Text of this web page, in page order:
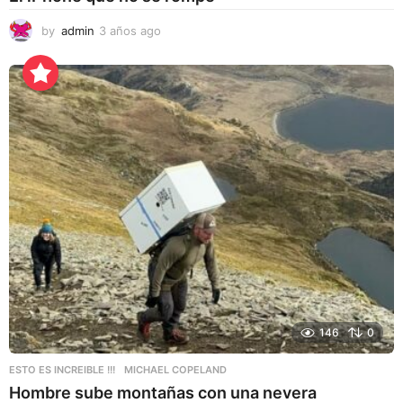
by admin 3 años ago
ñ
o
s
a
o
146 0
ESTO ES INCREIBLE !!! MICHAEL COPELAND
Hombre sube montañas con una nevera